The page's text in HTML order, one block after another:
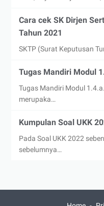
Cara cek SK Dirjen
Tahun 2021
SKTP (Surat Keputusan
Tugas Mandiri Modul
Tugas Mandiri Modul
merupaka…
Kumpulan Soal UKK
Pada Soal UKK 2022
sebelumnya…